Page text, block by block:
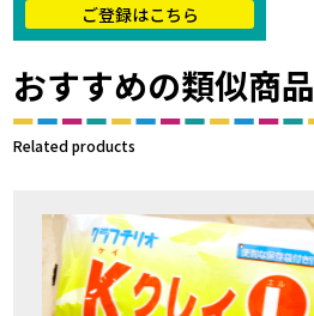
ご登録はこちら
おすすめの類似商品
Related products